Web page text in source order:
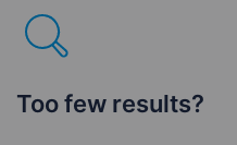
Too few results?